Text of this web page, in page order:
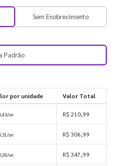
Sem Enobrecimento
Padrão
por unidade Valor Total
un R$ 210,99
un R$ 306,99
un R$ 347,99